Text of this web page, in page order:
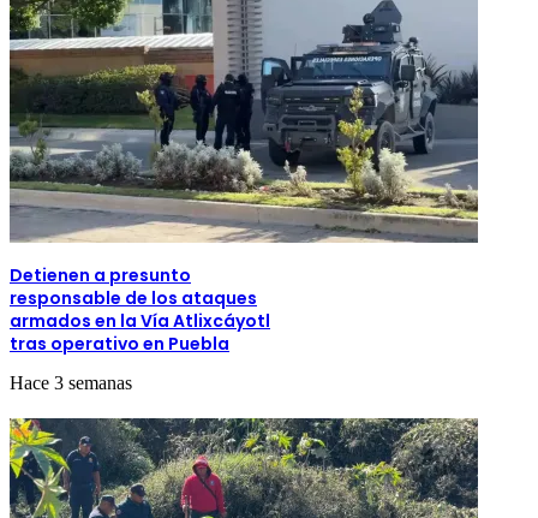
Detienen a presunto
responsable de los ataques
armados en la Vía Atlixcáyotl
tras operativo en Puebla
Hace 3 semanas